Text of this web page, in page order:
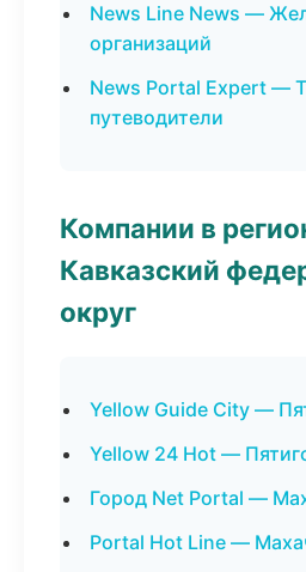
News Line News —
организаций
News Portal Expert —
путеводители
Компании в
Кавказский
округ
Yellow Guide City —
Yellow 24 Hot —
Город Net Portal —
Portal Hot Line —